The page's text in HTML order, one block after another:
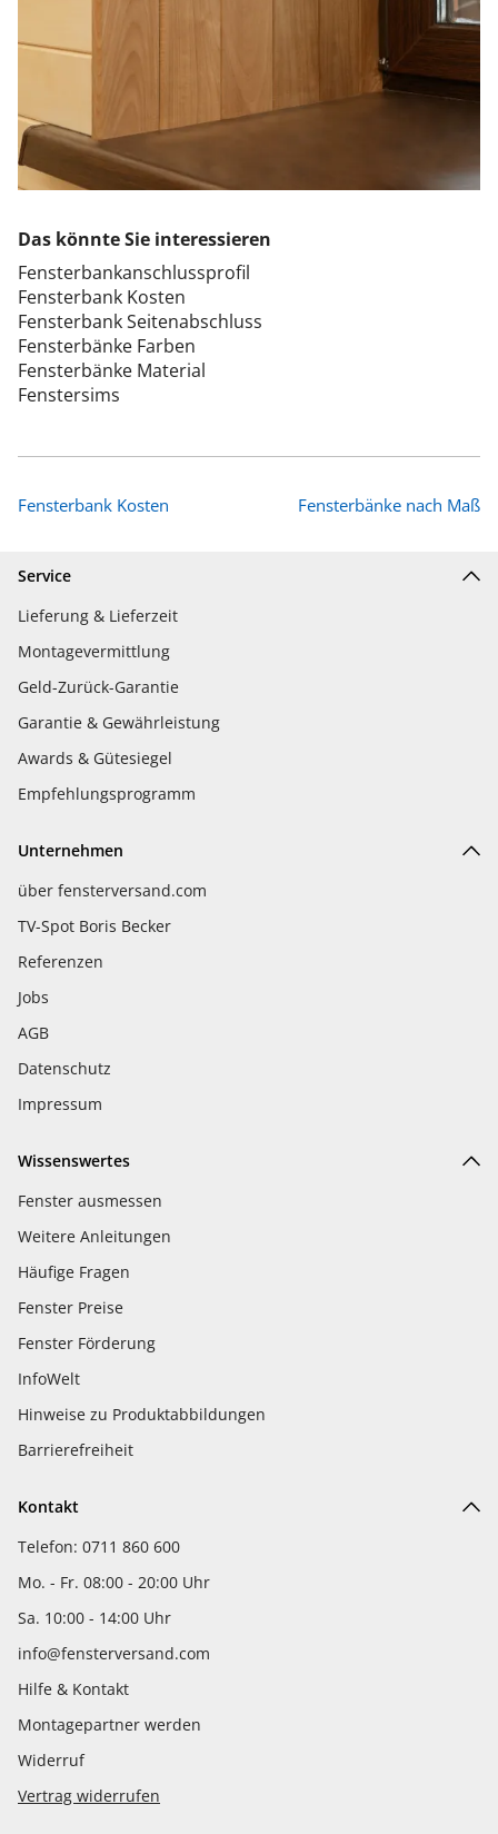
Das könnte Sie interessieren
Fensterbankanschlussprofil
Fensterbank Kosten
Fensterbank Seitenabschluss
Fensterbänke Farben
Fensterbänke Material
Fenstersims
Fensterbank Kosten Fensterbänke nach Maß
Service
Lieferung & Lieferzeit
Montagevermittlung
Geld-Zurück-Garantie
Garantie & Gewährleistung
Awards & Gütesiegel
Empfehlungsprogramm
Unternehmen
über fensterversand.com
TV-Spot Boris Becker
Referenzen
Jobs
AGB
Datenschutz
Impressum
Wissenswertes
Fenster ausmessen
Weitere Anleitungen
Häufige Fragen
Fenster Preise
Fenster Förderung
InfoWelt
Hinweise zu Produktabbildungen
Barrierefreiheit
Kontakt
Telefon: 0711 860 600
Mo. - Fr. 08:00 - 20:00 Uhr
Sa. 10:00 - 14:00 Uhr
info@fensterversand.com
Hilfe & Kontakt
Montagepartner werden
Widerruf
Vertrag widerrufen